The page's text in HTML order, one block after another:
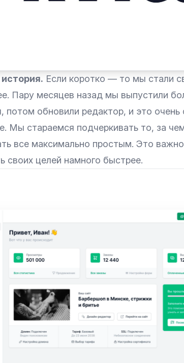
Если коротко — то мы стали
Пару месяцев назад мы выпустили
потом обновили редактор, и это очень
Мы стараемся подчеркивать то, за
все максимально простым. Это
своих целей намного быстрее.